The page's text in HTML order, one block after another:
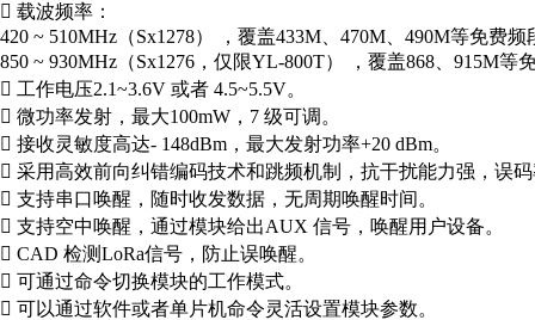
 载波频率：
420 ~ 510MHz（Sx1278） ，覆盖433M、470M、490M等免费频
850 ~ 930MHz（Sx1276，仅限YL-800T） ，覆盖868、915M等
 工作电压2.1~3.6V 或者 4.5~5.5V。
 微功率发射，最大100mW，7 级可调。
 接收灵敏度高达- 148dBm，最大发射功率+20 dBm。
 采用高效前向纠错编码技术和跳频机制，抗干扰能力强，误
 支持串口唤醒，随时收发数据，无周期唤醒时间。
 支持空中唤醒，通过模块给出AUX 信号，唤醒用户设备。
 CAD 检测LoRa信号，防止误唤醒。
 可通过命令切换模块的工作模式。
 可以通过软件或者单片机命令灵活设置模块参数。